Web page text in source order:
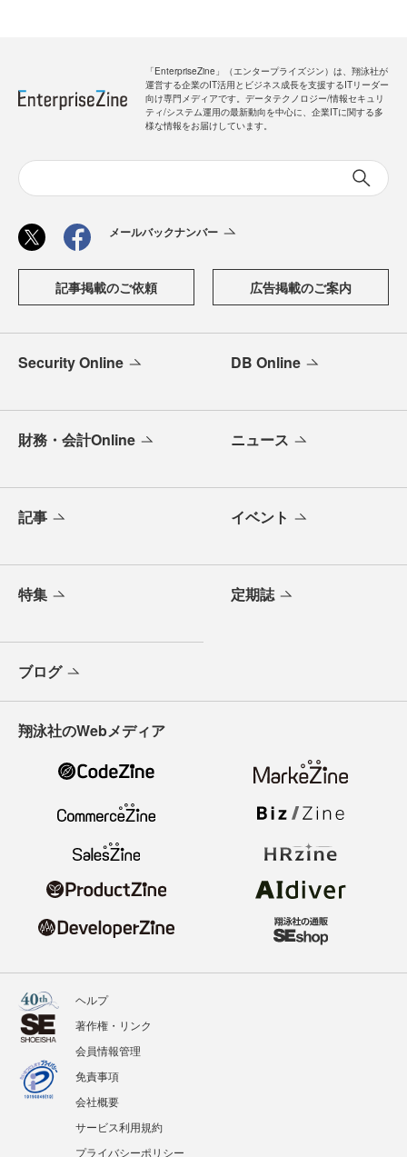
「EnterpriseZine」（エンタープライズジン）は、翔泳社が
運営する企業のIT活用とビジネス成長を支援するITリーダー
向け専門メディアです。データテクノロジー/情報セキュリ
ティ/システム運用の最新動向を中心に、企業ITに関する多
様な情報をお届けしています。
メールバックナンバー
記事掲載のご依頼 広告掲載のご案内
Security Online DB Online
財務・会計Online ニュース
記事 イベント
特集 定期誌
ブログ
翔泳社のWebメディア
ヘルプ
著作権・リンク
会員情報管理
免責事項
会社概要
サービス利用規約
プライバシーポリシー